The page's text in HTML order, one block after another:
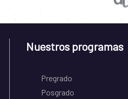
Nuestros programas
Pregrado
Posgrado